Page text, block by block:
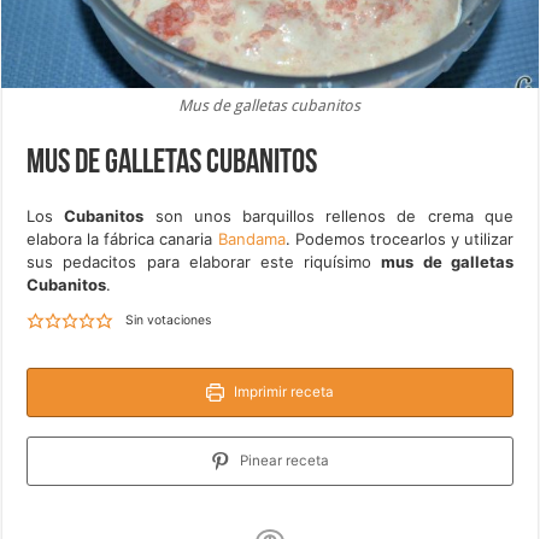
Mus de galletas cubanitos
Mus de galletas Cubanitos
LosCubanitos son unos barquillos rellenos de crema que
elabora la fábrica canaria Bandama. Podemos trocearlos y utilizar
sus pedacitos para elaborar este riquísimomus de galletas
Cubanitos.
Sin votaciones
Imprimir receta
Pinear receta